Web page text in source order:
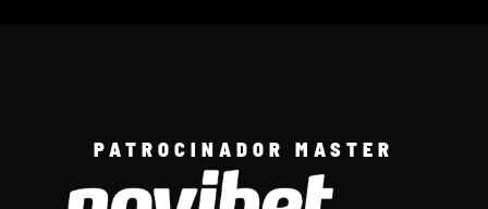
PATROCINADOR MASTER